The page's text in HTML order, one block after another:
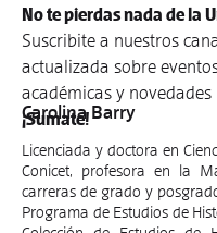
No te pierdas nada de la
Suscribite a nuestros
actualizada sobre
académicas y novedades
¡Sumate!
Carolina Barry
Licenciada y doctora en
Conicet, profesora en la
carreras de grado y
Programa de Estudios de